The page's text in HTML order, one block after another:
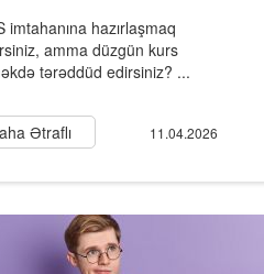
imtahanına hazırlaşmaq
amma düzgün kurs
tərəddüd edirsiniz? ...
Ətraflı 11.04.2026